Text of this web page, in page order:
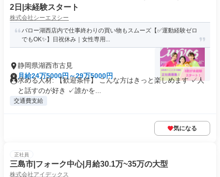
2日|未経験スタート
株式会社シーエヌシー
バロー湖西店内で仕事終わりの買い物もスムーズ【✅運動経験ゼロ
でもOK✨】日祝休み｜女性専用...
静岡県湖西市古見
月給24万5000円～29万5000円
求める人材: 【歓迎条件】 こんな方はきっと楽しめます ✓人
と話すのが好き ✓誰かを...
交通費支給
気になる
正社員
三島市|フォーク中心|月給30.1万~35万の大型
株式会社アイデックス